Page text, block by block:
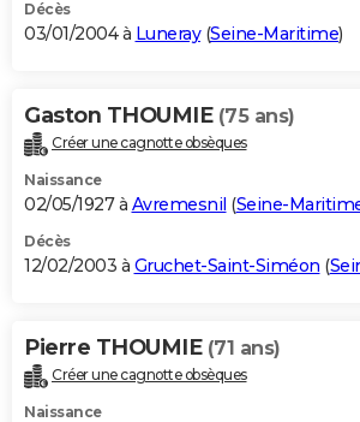
Décès
03/01/2004 à Luneray(Seine-Maritime)
Gaston THOUMIE (75 ans)
Créer une cagnotte obsèques
Naissance
02/05/1927 à Avremesnil (Seine-
Décès
12/02/2003 à Gruchet-Saint-Siméon (
Pierre THOUMIE (71 ans)
Créer une cagnotte obsèques
Naissance